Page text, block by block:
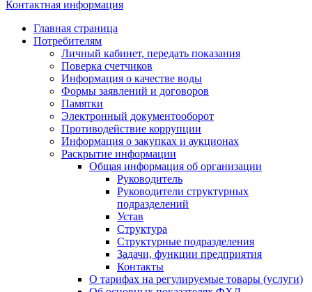
Контактная информация
Главная страница
Потребителям
Личный кабинет, передать показания
Поверка счетчиков
Информация о качестве воды
Формы заявлений и договоров
Памятки
Электронный документооборот
Противодействие коррупции
Информация о закупках и аукционах
Раскрытие информации
Общая информация об организации
Руководитель
Руководители структурных
подразделений
Устав
Структура
Структурные подразделения
Задачи, функции предприятия
Контакты
О тарифах на регулируемые товары (услуги)